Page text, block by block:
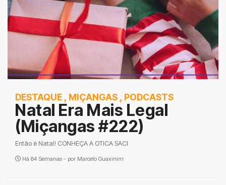
DESTAQUE , MIÇANGAS , PODCASTS
Natal Era Mais Legal
(Miçangas #222)
Então é Natal! CONHEÇA A OTICA SACI
Há 84 Semanas - por Marcelo Guaxinim